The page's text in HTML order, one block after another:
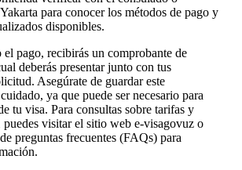
para conocer los métodos de pago y
disponibles.
pago, recibirás un comprobante de
deberás presentar junto con tus
Asegúrate de guardar este
ya que puede ser necesario para
tu visa. Para consultas sobre tarifas y
puedes visitar el sitio web e-visagovuz o
preguntas frecuentes (FAQs) para